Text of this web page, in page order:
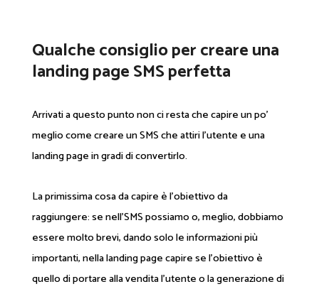
Qualche consiglio per creare una
landing page SMS perfetta
Arrivati a questo punto non ci resta che capire un po’
meglio come creare un SMS che attiri l’utente e una
landing page in gradi di convertirlo.
La primissima cosa da capire è l’obiettivo da
raggiungere: se nell’SMS possiamo o, meglio, dobbiamo
essere molto brevi, dando solo le informazioni più
importanti, nella landing page capire se l’obiettivo è
quello di portare alla vendita l’utente o la generazione di